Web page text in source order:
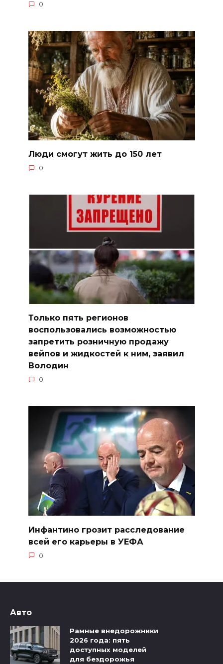
0
Люди смогут жить до 150 лет
0
Только пять регионов
воспользовались возможностью
запретить розничную продажу
вейпов и жидкостей к ним, заявил
Володин
0
Инфантино грозит расследование
всей его карьеры в УЕФА
0
Авто
Рамные внедорожники
2026 года: пять
доступных моделей
для бездорожья